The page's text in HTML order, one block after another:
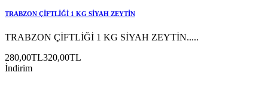
TRABZON ÇİFTLİĞİ 1 KG SİYAH ZEYTİN
TRABZON ÇİFTLİĞİ 1 KG SİYAH ZEYTİN.....
280,00TL320,00TL
İndirim